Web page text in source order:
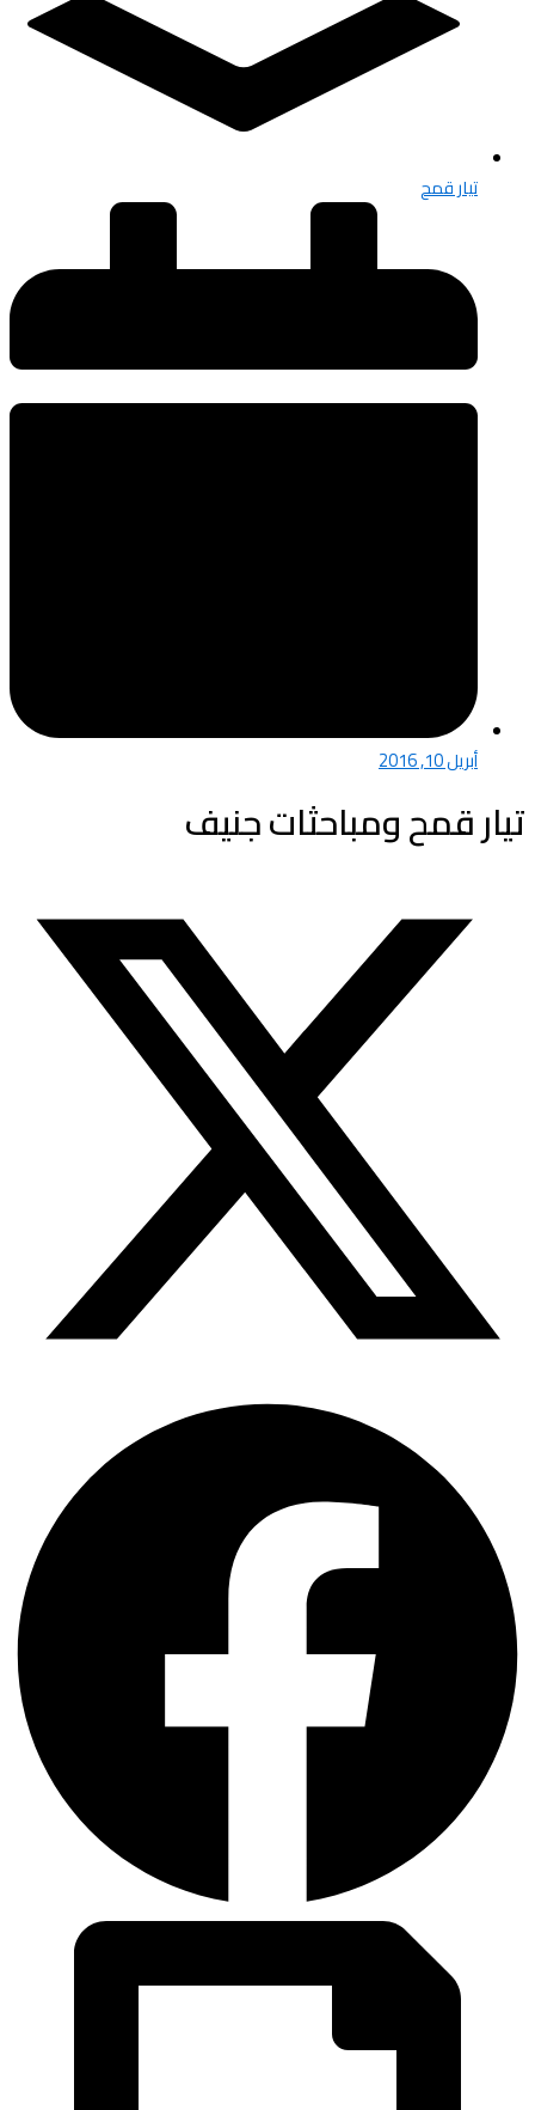
تيار قمح
أبريل 10, 2016
تيار قمح ومباحثات جنيف